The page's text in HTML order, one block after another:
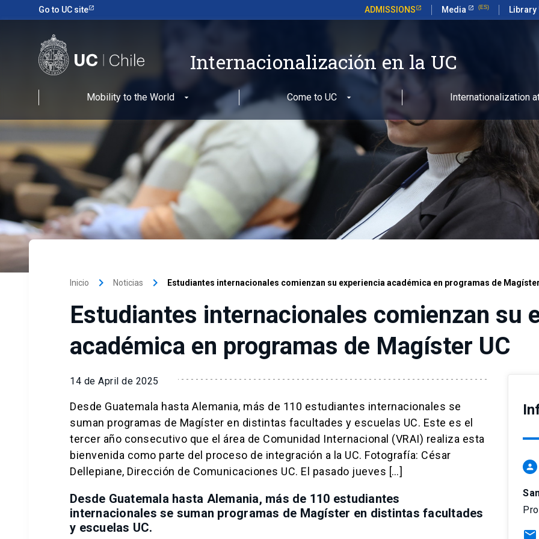
Go to UC site ADMISSIONS Media Library
Internacionalización en la UC
Mobility to the World Come to UC Internationalization
Inicio keyboard_arrow_right Noticias keyboard_arrow_right Estudiantes internacionales comienzan su experiencia académica en programas de
Estudiantes internacionales comienzan su
académica en programas de Magíster UC
14 de April de 2025
Desde Guatemala hasta Alemania, más de 110 estudiantes internacionales se
suman programas de Magíster en distintas facultades y escuelas UC. Este es el
tercer año consecutivo que el área de Comunidad Internacional (VRAI) realiza esta
bienvenida como parte del proceso de integración a la UC. Fotografía: César
Dellepiane, Dirección de Comunicaciones UC. El pasado jueves […]
Desde Guatemala hasta Alemania, más de 110 estudiantes
internacionales se suman programas de Magíster en distintas facultades
y escuelas UC.
person
mail